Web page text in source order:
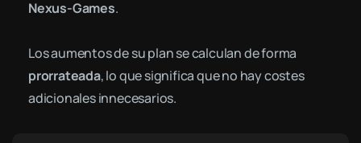
Nexus-Games.
Los aumentos de su plan se calculan de forma
prorrateada, lo que significa que no hay costes
adicionales innecesarios.